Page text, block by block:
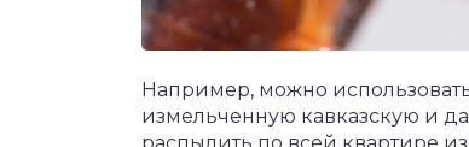
Например, можно
измельченную кавказскую и